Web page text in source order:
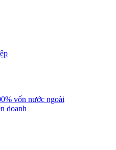
vốn nước ngoài
doanh